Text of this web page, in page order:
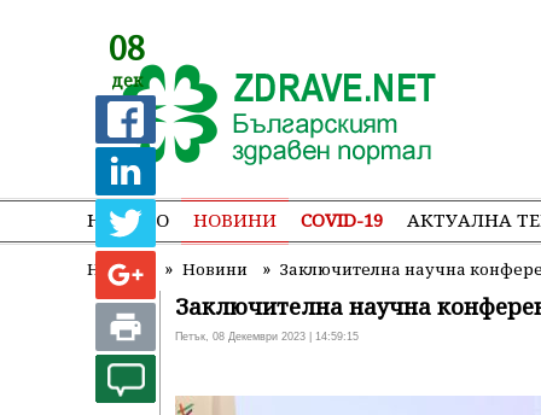
НАЧАЛО НОВИНИ COVID-19 АКТУАЛНА
Начало » Новини » Заключителна научна
08
дек
Заключителна научна
Петък, 08 Декември 2023 | 14:59:15